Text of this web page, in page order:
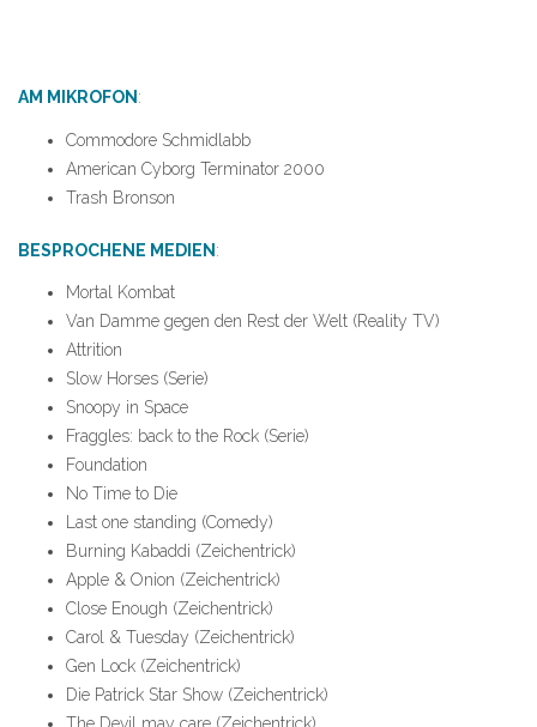
AM MIKROFON :
Commodore Schmidlabb
American Cyborg Terminator 2000
Trash Bronson
BESPROCHENE MEDIEN :
Mortal Kombat
Van Damme gegen den Rest der Welt (Reality TV)
Attrition
Slow Horses (Serie)
Snoopy in Space
Fraggles: back to the Rock (Serie)
Foundation
No Time to Die
Last one standing (Comedy)
Burning Kabaddi (Zeichentrick)
Apple & Onion (Zeichentrick)
Close Enough (Zeichentrick)
Carol & Tuesday (Zeichentrick)
Gen Lock (Zeichentrick)
Die Patrick Star Show (Zeichentrick)